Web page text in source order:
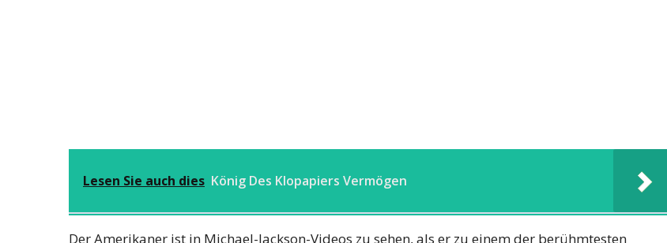
Lesen Sie auch dies König Des Klopapiers Vermögen
Der Amerikaner ist in Michael-Jackson-Videos zu sehen, als er zu einem der berühmtesten